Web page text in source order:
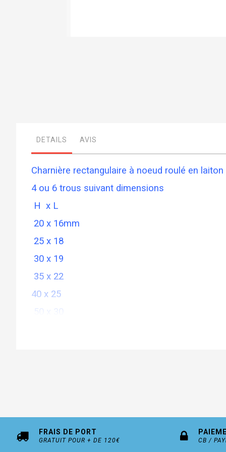
DETAILS
Charnière rectangulaire à noeud roulé en
4 ou 6 trous suivant dimensions
H x L
20 x 16mm
25 x 18
30 x 19
35 x 22
40 x 25
50 x 30
AVIS
FRAIS DE PORT
GRATUIT POUR + DE 120€ CB /